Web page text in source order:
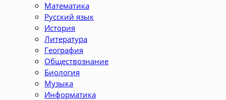
Математика
Русский язык
История
Литература
География
Обществознание
Биология
Музыка
Информатика